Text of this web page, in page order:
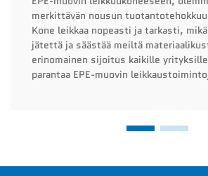
merkittävän nousun
Kone leikkaa nopeasti ja tarkasti,
jätettä ja säästää meiltä
erinomainen sijoitus kaikille
parantaa EPE-muovin